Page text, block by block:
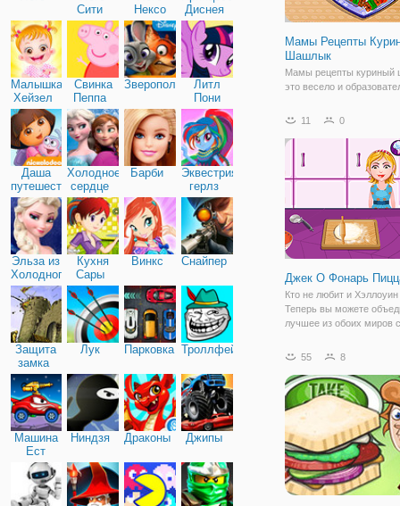
Сити
Нексо
Найтс
Диснея
Малышка
Хейзел
Свинка
Пеппа
Зверополис
Литл
Пони
Дружба
Даша
путешественница
Холодное
сердце
Барби
Эквестрия
герлз
Эльза из
Холодного
сердца
Кухня
Сары
Винкс Снайпер
Защита
замка
Лук Парковка Троллфейс
Машина
Ест
Машину
Ниндзя Драконы Джипы
Мамы Рецепты
Шашлык
Мамы рецепты куриный
это весело и
куриный шашлык! Чтобы
сделать пасту путем
чеснока, имбиря,
11 0
Джек O Фонарь
Кто не любит и
Теперь вы можете
лучшее из обоих миров
приготовить это
ваши мама или папа и
рецепт в
55 8